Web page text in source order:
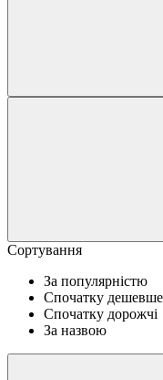
Сортування
За популярністю
Спочатку дешевше
Спочатку дорожчі
За назвою